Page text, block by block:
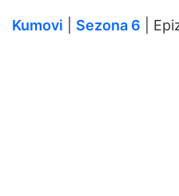
Kumovi Sezona 6 |